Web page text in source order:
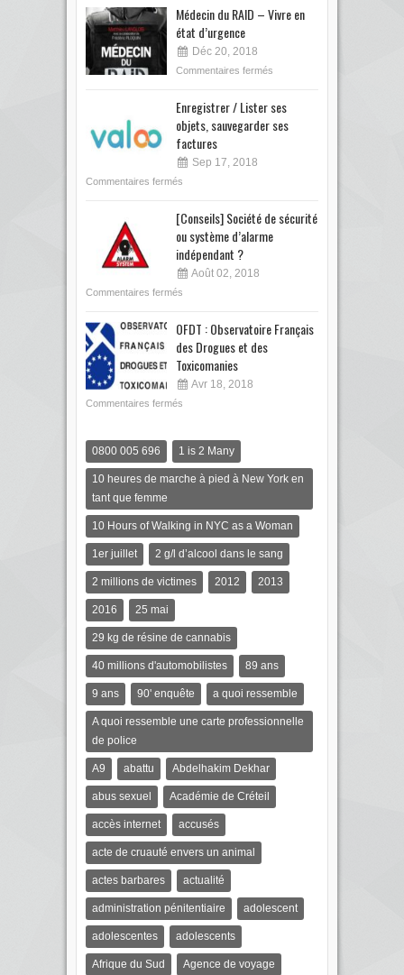
Médecin du RAID – Vivre en
état d’urgence
Déc 20, 2018
Commentaires fermés
Enregistrer / Lister ses
objets, sauvegarder ses
factures
Sep 17, 2018
Commentaires fermés
[Conseils] Société de sécurité
ou système d’alarme
indépendant ?
Août 02, 2018
Commentaires fermés
OFDT : Observatoire Français
des Drogues et des
Toxicomanies
Avr 18, 2018
Commentaires fermés
0800 005 696 1 is 2 Many
10 heures de marche à pied à New York en
tant que femme
10 Hours of Walking in NYC as a Woman
1er juillet 2 g/l d’alcool dans le sang
2 millions de victimes 2012 2013
2016 25 mai
29 kg de résine de cannabis
40 millions d'automobilistes 89 ans
9 ans 90' enquête a quoi ressemble
A quoi ressemble une carte professionnelle
de police
A9 abattu Abdelhakim Dekhar
abus sexuel Académie de Créteil
accès internet accusés
acte de cruauté envers un animal
actes barbares actualité
administration pénitentiaire adolescent
adolescentes adolescents
Afrique du Sud Agence de voyage